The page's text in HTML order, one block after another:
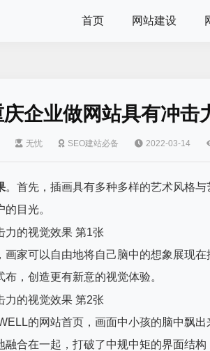
首页 网站建设
庆企业做网站具有冲击
无忧 SEO建站必备 2022-03-14
。首先，插画具有多种多样的艺术风格
目光。
画家可以自由地将自己脑中的想象展现
，创造更有新意的视觉体验。
的网站首页，画面中小孩的脑中飘
融合在一起，打破了中规中矩的界面结